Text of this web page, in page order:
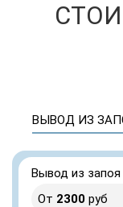
ВЫВОД ИЗ
Вывод из
От 2300 руб